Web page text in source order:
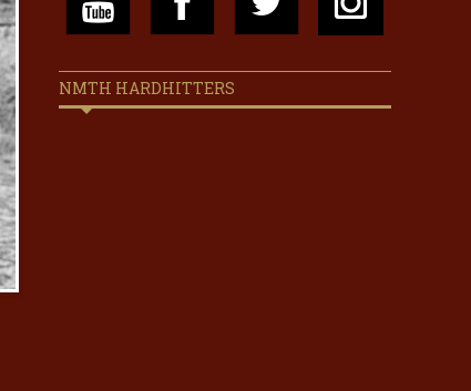
NMTH HARDHITTERS